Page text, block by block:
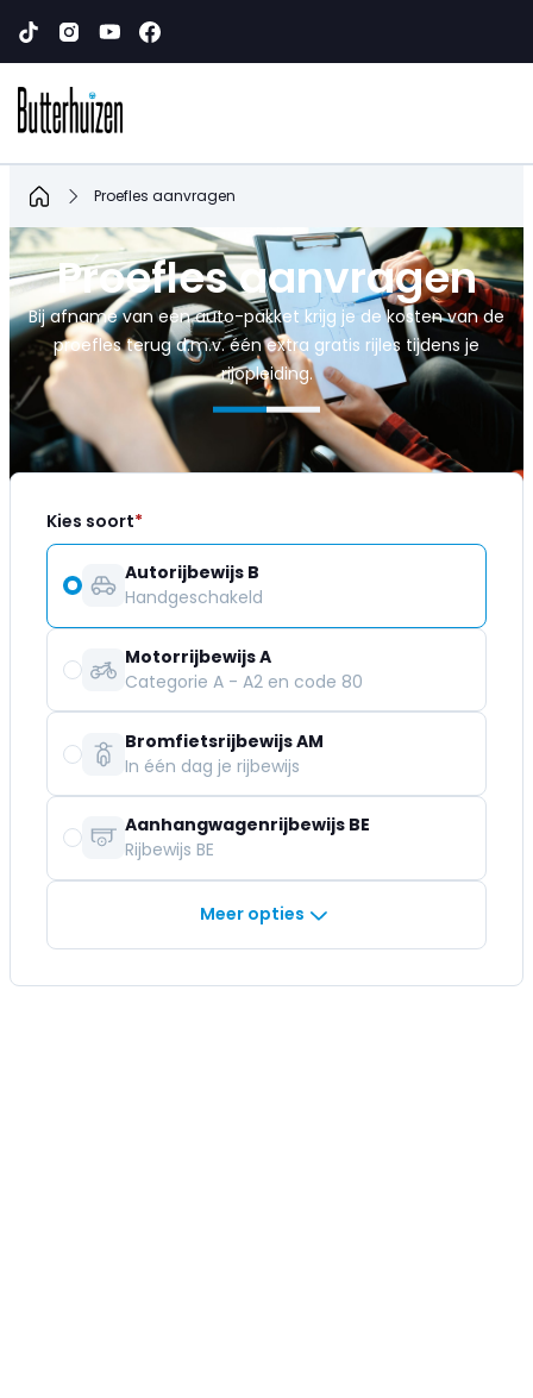
Home Proefles aanvragen
Proefles aanvragen
Bij afname van een auto-pakket krijg je de kosten van de
proefles terug d.m.v. één extra gratis rijles tijdens je
rijopleiding.
Kies soort
Autorijbewijs B
Handgeschakeld
Motorrijbewijs A
Categorie A - A2 en code 80
Bromfietsrijbewijs AM
In één dag je rijbewijs
Aanhangwagenrijbewijs BE
Rijbewijs BE
Meer opties